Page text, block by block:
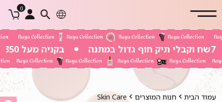
0
בקניה מעל 350 שח משלוח חינם
עמוד הבית חנות המוצרים Skin Care